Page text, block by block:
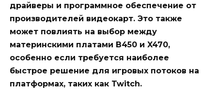
драйверы и программное обеспечение от
производителей видеокарт. Это также
может повлиять на выбор между
материнскими платами B450 и X470,
особенно если требуется наиболее
быстрое решение для игровых потоков на
платформах, таких как Twitch.